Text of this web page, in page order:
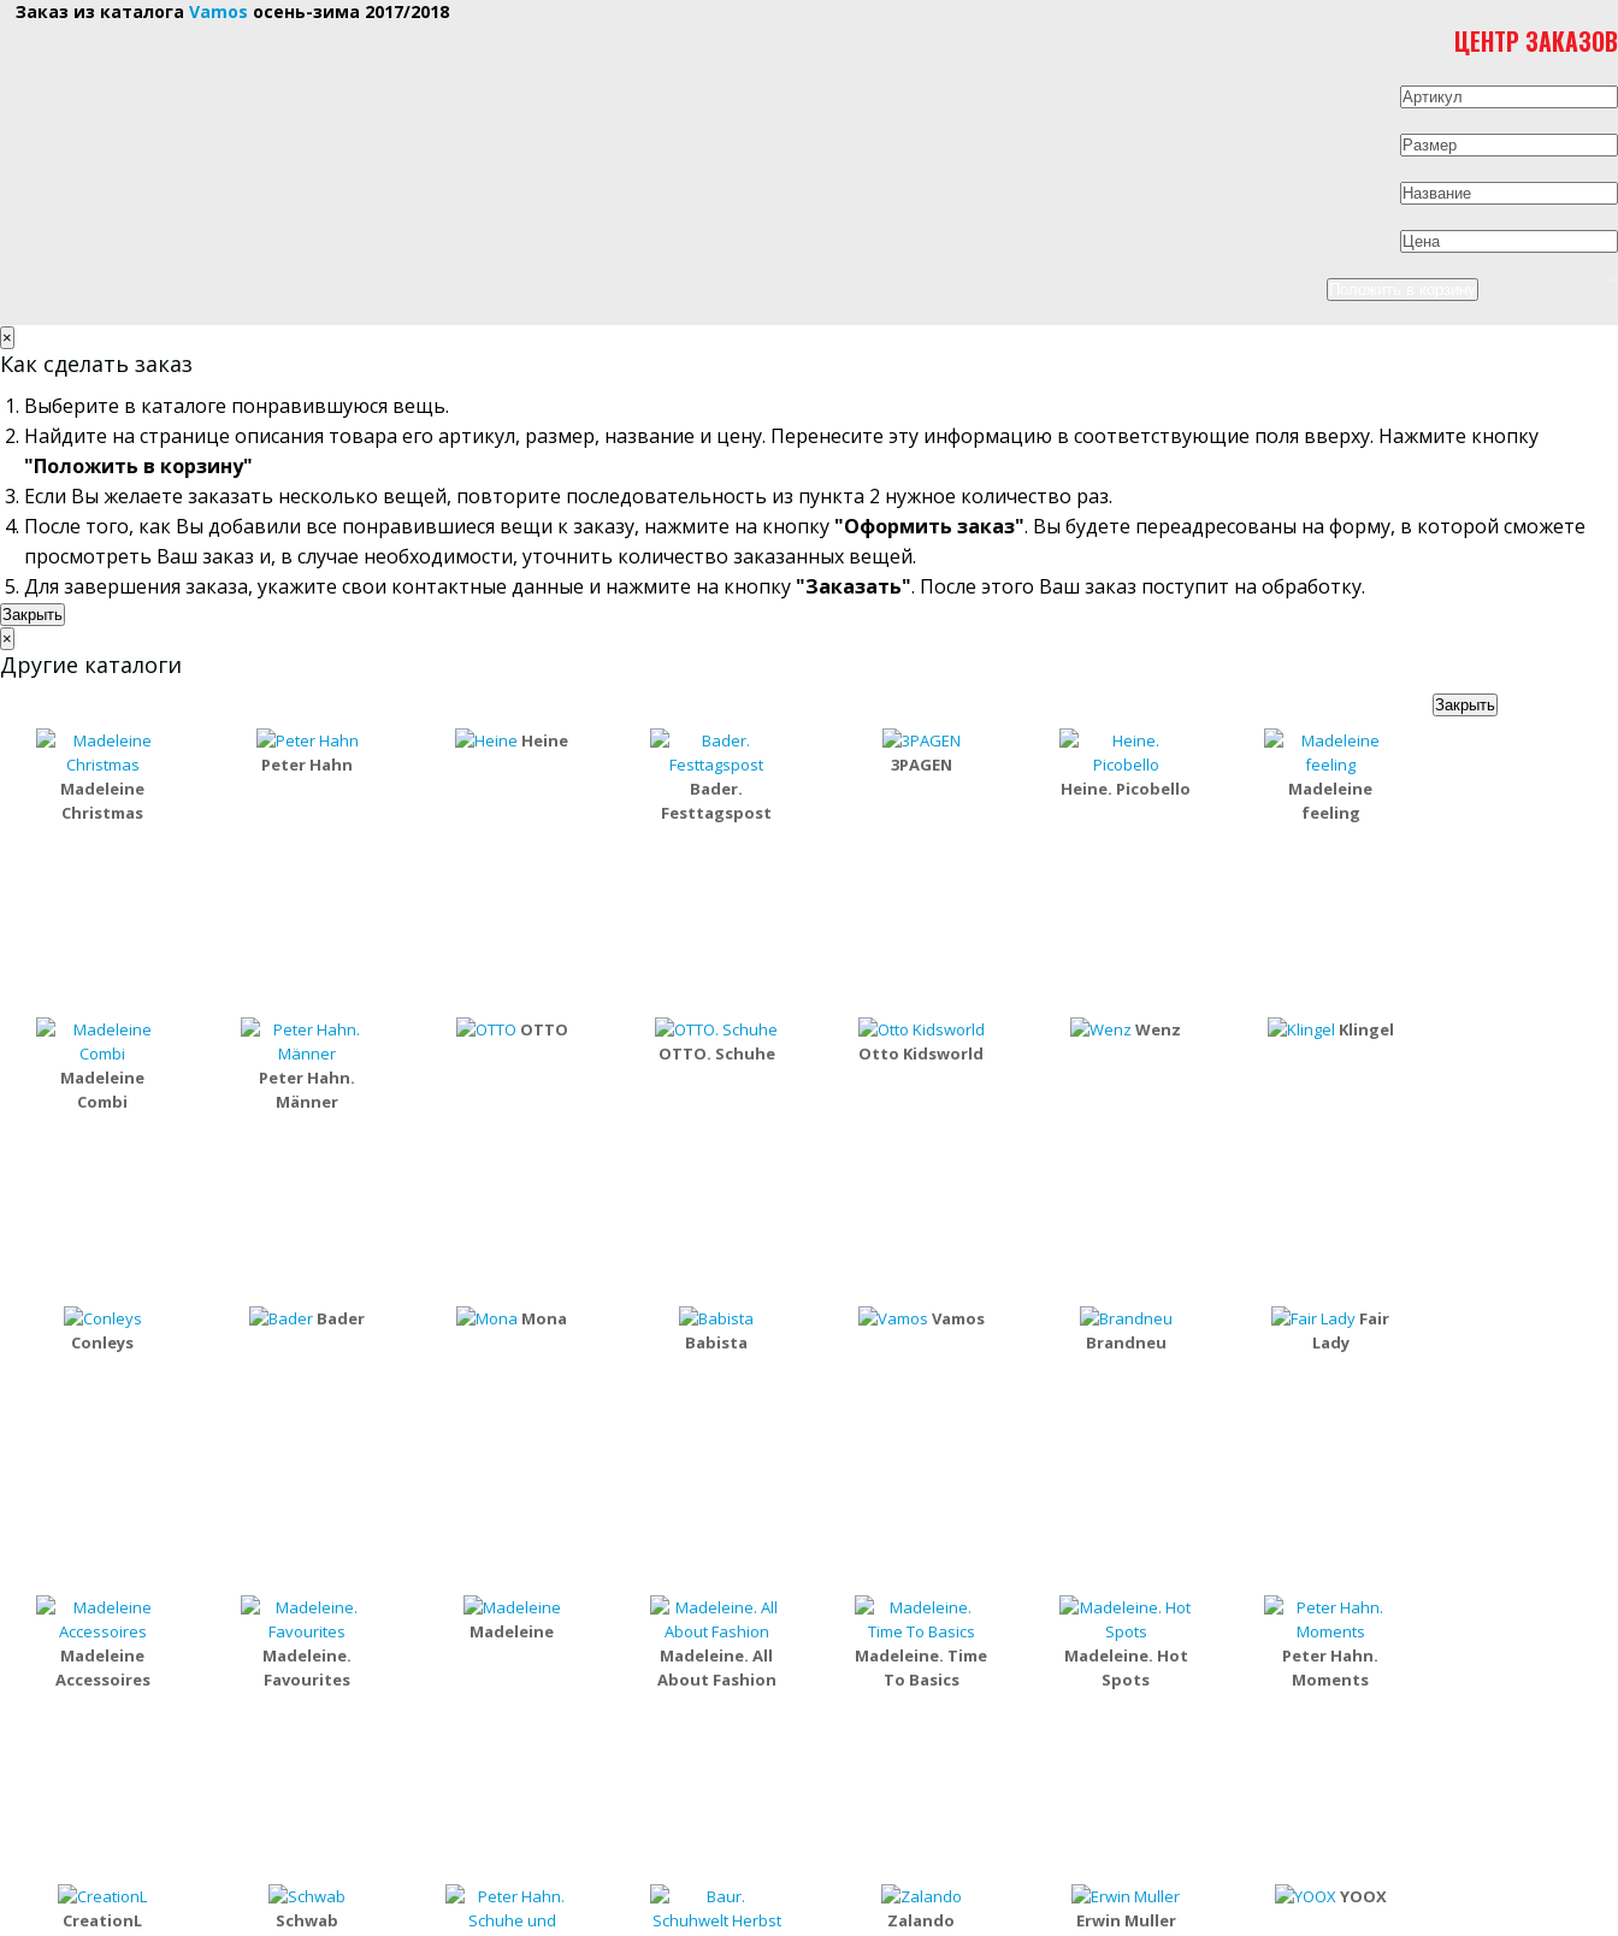
Заказ из каталогаVamos осень-зима 2017/2018
ЦЕНТР ЗАКАЗОВ
×
Как сделать заказ
Выберите в каталоге понравившуюся вещь.
Найдите на странице описания товара его артикул, размер, название и цену. Перенесите эту информацию в соответствующие поля вверху. Нажмите кнопку
"Положить в корзину"
Если Вы желаете заказать несколько вещей, повторите последовательность из пункта 2 нужное количество раз.
После того, как Вы добавили все понравившиеся вещи к заказу, нажмите на кнопку "Оформить заказ". Вы будете переадресованы на форму, в которой сможете
просмотреть Ваш заказ и, в случае необходимости, уточнить количество заказанных вещей.
Для завершения заказа, укажите свои контактные данные и нажмите на кнопку "Заказать". После этого Ваш заказ поступит на обработку.
Закрыть
×
Другие каталоги
Madeleine
Christmas
Peter Hahn
Heine
Bader.
Festtagspost
3PAGEN
Heine. Picobello
Madeleine
feeling
Madeleine
Combi
Peter Hahn.
Männer
OTTO
OTTO. Schuhe
Otto Kidsworld
Wenz Klingel
Conleys
Bader
Mona
Babista
Vamos
Brandneu
Fair
Lady
Madeleine
Accessoires
Madeleine.
Favourites
Madeleine
Madeleine. All
About Fashion
Madeleine. Time
To Basics
Madeleine. Hot
Spots
Peter Hahn.
Moments
CreationL Schwab Zalando Erwin Muller
YOOX
Закрыть